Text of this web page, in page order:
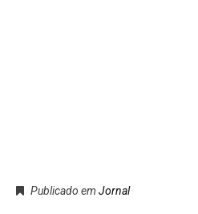
Publicado em Jornal